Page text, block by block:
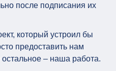
после подписания их
который устроил бы
предоставить нам
– наша работа.